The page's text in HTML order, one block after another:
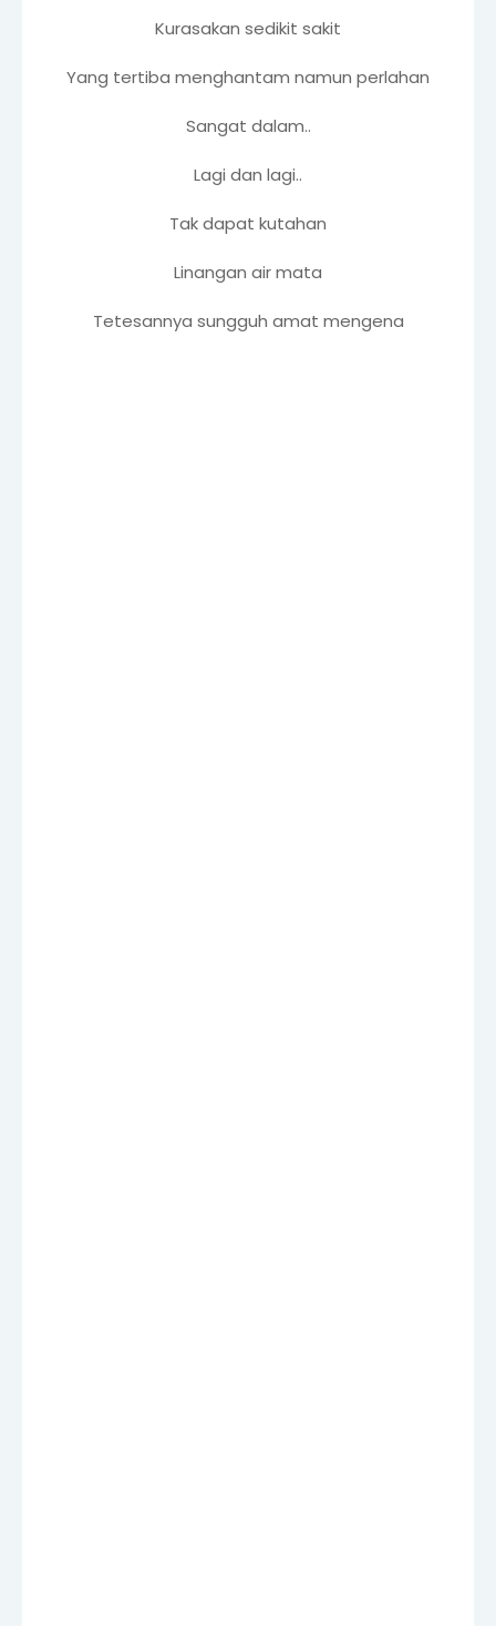
Kurasakan sedikit sakit
Yang tertiba menghantam namun perlahan
Sangat dalam..
Lagi dan lagi..
Tak dapat kutahan
Linangan air mata
Tetesannya sungguh amat mengena